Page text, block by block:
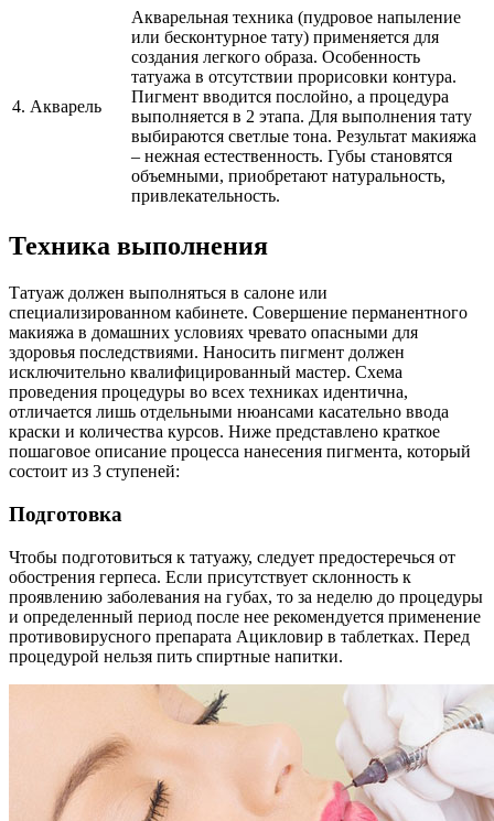
4. Акварель
Акварельная техника (пудровое напыление
или бесконтурное тату) применяется для
создания легкого образа. Особенность
татуажа в отсутствии прорисовки контура.
Пигмент вводится послойно, а процедура
выполняется в 2 этапа. Для выполнения тату
выбираются светлые тона. Результат макияжа
– нежная естественность. Губы становятся
объемными, приобретают натуральность,
привлекательность.
Техника выполнения
Татуаж должен выполняться в салоне или
специализированном кабинете. Совершение перманентного
макияжа в домашних условиях чревато опасными для
здоровья последствиями. Наносить пигмент должен
исключительно квалифицированный мастер. Схема
проведения процедуры во всех техниках идентична,
отличается лишь отдельными нюансами касательно ввода
краски и количества курсов. Ниже представлено краткое
пошаговое описание процесса нанесения пигмента, который
состоит из 3 ступеней:
Подготовка
Чтобы подготовиться к татуажу, следует предостеречься от
обострения герпеса. Если присутствует склонность к
проявлению заболевания на губах, то за неделю до процедуры
и определенный период после нее рекомендуется применение
противовирусного препарата Ацикловир в таблетках. Перед
процедурой нельзя пить спиртные напитки.